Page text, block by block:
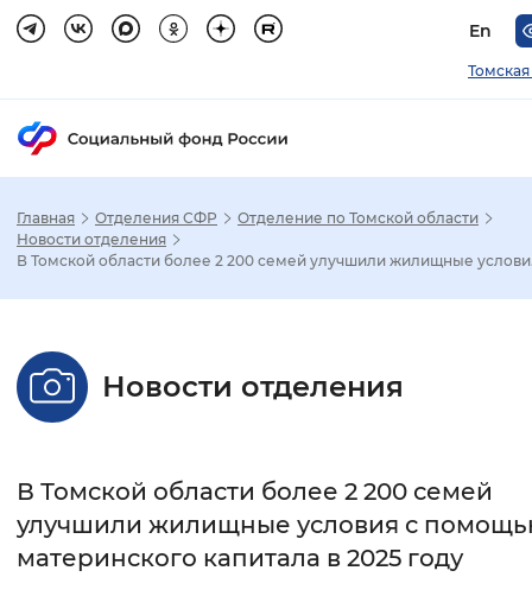
En
Настройка режима отображения
Стандартный Увеличенный
Главная Отделения СФР
Отделение по Томской области
Новости отделения
В Томской области более 2 200 семей улучшили жилищные
Новости отделения
В Томской области более 2 200 семей
улучшили жилищные условия с
материнского капитала в 2025 году